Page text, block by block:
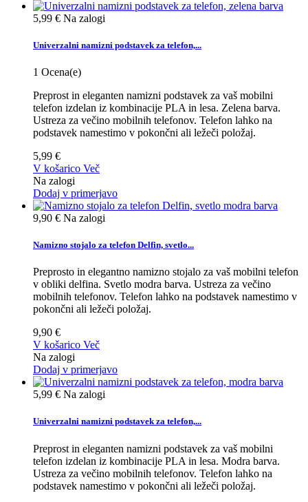
5,99 € Na zalogi
Univerzalni namizni podstavek za telefon,...
1 Ocena(e)
Preprost in eleganten namizni podstavek za vaš mobilni
telefon izdelan iz kombinacije PLA in lesa. Zelena barva.
Ustreza za večino mobilnih telefonov. Telefon lahko na
podstavek namestimo v pokončni ali ležeči položaj.
5,99 €
V košarico Več
Na zalogi
Dodaj v primerjavo
9,90 € Na zalogi
Namizno stojalo za telefon Delfin, svetlo...
Preprosto in elegantno namizno stojalo za vaš mobilni telefon
v obliki delfina. Svetlo modra barva. Ustreza za večino
mobilnih telefonov. Telefon lahko na podstavek namestimo v
pokončni ali ležeči položaj.
9,90 €
V košarico Več
Na zalogi
Dodaj v primerjavo
5,99 € Na zalogi
Univerzalni namizni podstavek za telefon,...
Preprost in eleganten namizni podstavek za vaš mobilni
telefon izdelan iz kombinacije PLA in lesa. Modra barva.
Ustreza za večino mobilnih telefonov. Telefon lahko na
podstavek namestimo v pokončni ali ležeči položaj.